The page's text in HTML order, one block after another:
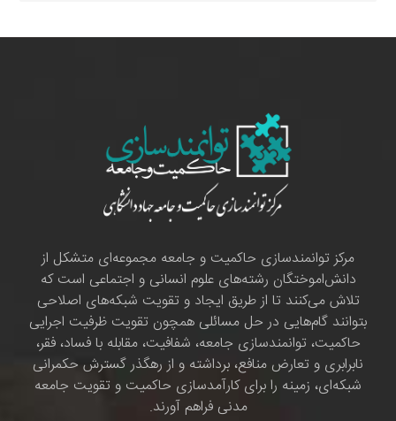
مرکز توانمندسازی حاکمیت و جامعه مجموعه‌ای متشکل از
دانش‌اموختگان رشته‌های علوم انسانی و اجتماعی است که
تلاش می‌کنند تا از طریق ایجاد و تقویت شبکه‌های اصلاحی
بتوانند گام‌هایی در حل مسائلی همچون تقویت ظرفیت اجرایی
حاکمیت، توانمندسازی جامعه، شفافیت، مقابله با فساد، فقر،
نابرابری و تعارض منافع، برداشته و از رهگذر گسترش حکمرانی
شبکه‌ای، زمینه را برای کارآمدسازی حاکمیت و تقویت جامعه
مدنی فراهم آورند.